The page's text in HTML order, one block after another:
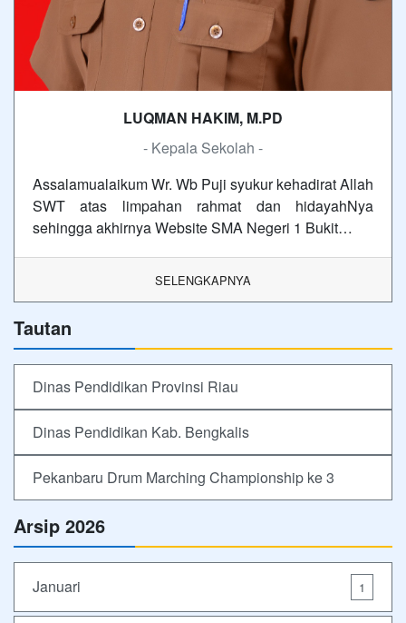
LUQMAN HAKIM, M.PD
- Kepala Sekolah -
Assalamualaikum Wr. Wb Puji syukur kehadirat Allah
SWT atas limpahan rahmat dan hidayahNya
sehingga akhirnya Website SMA Negeri 1 Bukit…
SELENGKAPNYA
Tautan
Dinas Pendidikan Provinsi Riau
Dinas Pendidikan Kab. Bengkalis
Pekanbaru Drum Marching Championship ke 3
Arsip 2026
Januari 1